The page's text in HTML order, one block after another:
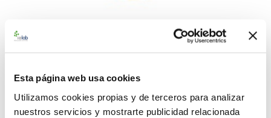
Esta página web usa cookies
Utilizamos cookies propias y de terceros para analizar
nuestros servicios y mostrarte publicidad relacionada
AÑADIR AL CARRITO